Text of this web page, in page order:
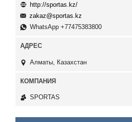
http://sportas.kz/
zakaz@sportas.kz
WhatsApp +77475383800
Алматы, Казахстан
SPORTAS